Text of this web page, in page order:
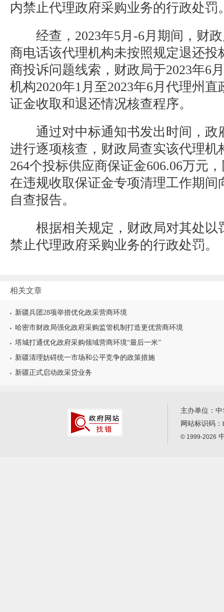
内禁止代理政府采购业务的行政处罚
经查，2023年5月-6月期间，财政
商电话该代理机构未按照规定退还投
商投诉问题线索，财政局于2023年6
机构2020年1月至2023年6月代理州
证金收取和退还情况核查程序。
通过对中标通知书发出时间，政
进行逐项核查，财政局查实该代理机
264个投标供应商保证金606.06万元
在违规收取保证金专项清理工作期间
自查报告。
根据相关规定，财政局对其处以
禁止代理政府采购业务的行政处罚。
相关文章
新疆兵团28项举措优化政采营商环境
哈密市财政局强化政府采购监管机制打造更优营商环境
塔城打通优化政府采购领域营商环境“最后一米”
新疆清理妨碍统一市场和公平竞争的政策措施
新疆正式启动政采贷业务
主办单位：
网站标识码：
© 1999-2026